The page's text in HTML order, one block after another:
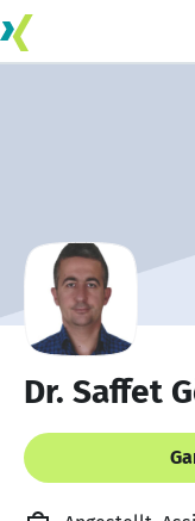
Dr. Saffet